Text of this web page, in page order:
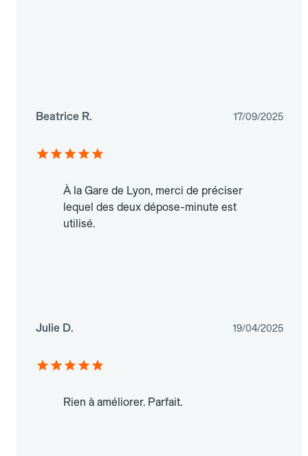
Beatrice R. 17/09/2025
À la Gare de Lyon, merci de préciser
lequel des deux dépose-minute est
utilisé.
Julie D. 19/04/2025
Rien à améliorer. Parfait.